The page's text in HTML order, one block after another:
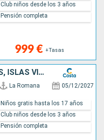
999 € +Tasas
Club niños desde los 3 años
Pensión completa
REP. DOMINICANA, ANTILLAS, ISLAS VÍRGENES, TURKS E ISLAS CAICOS
La Romana 05/12/2027
Niños gratis hasta los 17 años
Club niños desde los 3 años
Pensión completa